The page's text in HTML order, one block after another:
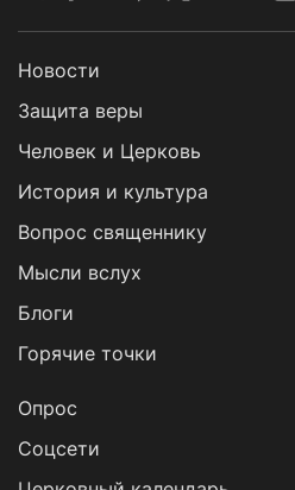
Новости
Защита веры
Человек и Церковь
История и культура
Вопрос священнику
Мысли вслух
Блоги
Горячие точки
Опрос
Cоцсети